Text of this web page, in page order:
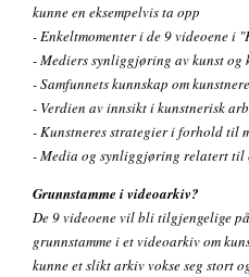
kunne en eksempelvis ta opp
- Enkeltmomenter i de 9 videoene i
- Mediers synliggjøring av kunst og
- Samfunnets kunnskap om kunstnere
- Verdien av innsikt i kunstnerisk
- Kunstneres strategier i forhold til
- Media og synliggjøring relatert til
Grunnstamme i videoarkiv?
De 9 videoene vil bli tilgjengelige
grunnstamme i et videoarkiv om
kunne et slikt arkiv vokse seg stort